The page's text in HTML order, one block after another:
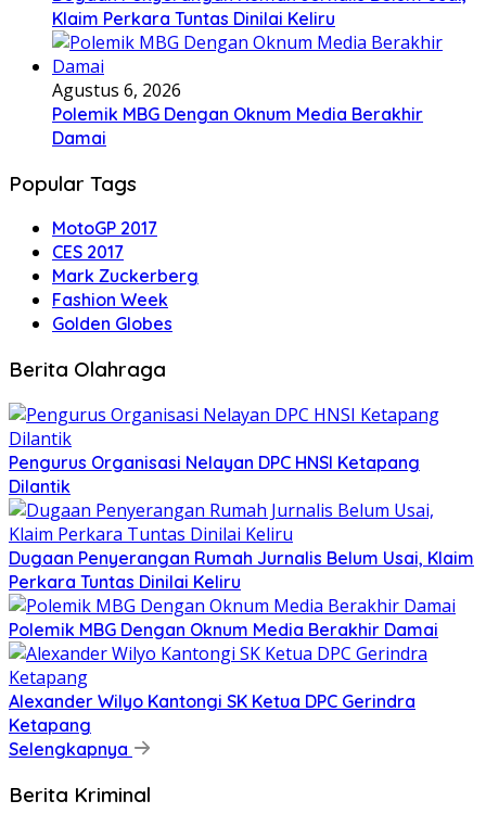
Klaim Perkara Tuntas Dinilai Keliru
Agustus 6, 2026
Polemik MBG Dengan Oknum Media Berakhir
Damai
Popular Tags
MotoGP 2017
CES 2017
Mark Zuckerberg
Fashion Week
Golden Globes
Berita Olahraga
Pengurus Organisasi Nelayan DPC HNSI Ketapang
Dilantik
Dugaan Penyerangan Rumah Jurnalis Belum Usai, Klaim
Perkara Tuntas Dinilai Keliru
Polemik MBG Dengan Oknum Media Berakhir Damai
Alexander Wilyo Kantongi SK Ketua DPC Gerindra
Ketapang
Selengkapnya
Berita Kriminal